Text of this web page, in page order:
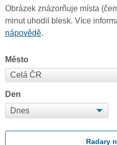
Obrázek znázorňuje místa
minut uhodil blesk. Více
nápovědě.
Město
Den
Radary